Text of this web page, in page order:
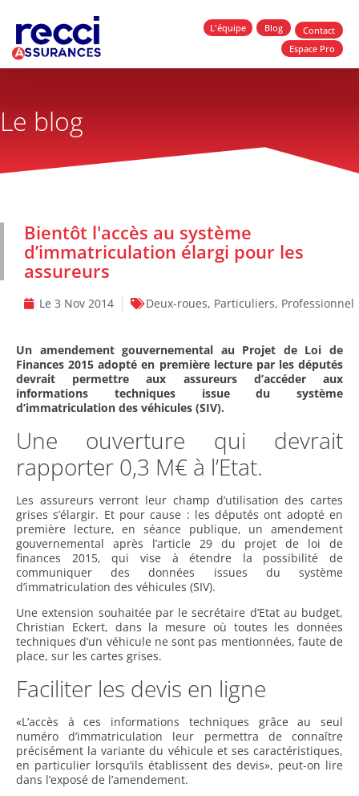
L'équipe Blog
Contact
Espace Pro
Le blog
Bientôt l'accès au système
d’immatriculation élargi pour les
assureurs
Le 3 Nov 2014 Deux-roues, Particuliers, Professionnel
Un amendement gouvernemental au Projet de Loi de
Finances 2015 adopté en première lecture par les députés
devrait permettre aux assureurs d’accéder aux
informations techniques issue du système
d’immatriculation des véhicules (SIV).
Une ouverture qui devrait
rapporter 0,3 M€ à l’Etat.
Les assureurs verront leur champ d’utilisation des cartes
grises s’élargir. Et pour cause : les députés ont adopté en
première lecture, en séance publique, un amendement
gouvernemental après l’article 29 du projet de loi de
finances 2015, qui vise à étendre la possibilité de
communiquer des données issues du système
d’immatriculation des véhicules (SIV).
Une extension souhaitée par le secrétaire d’Etat au budget,
Christian Eckert, dans la mesure où toutes les données
techniques d’un véhicule ne sont pas mentionnées, faute de
place, sur les cartes grises.
Faciliter les devis en ligne
«L’accès à ces informations techniques grâce au seul
numéro d’immatriculation leur permettra de connaître
précisément la variante du véhicule et ses caractéristiques,
en particulier lorsqu’ils établissent des devis», peut-on lire
dans l’exposé de l’amendement.